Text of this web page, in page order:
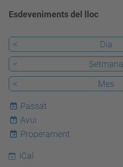
Esdeveniments del lloc
< Dia
<
Setmana
<
Mes
Passat
7
Avui
Properament
iCal